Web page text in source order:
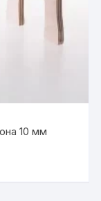
10 мм